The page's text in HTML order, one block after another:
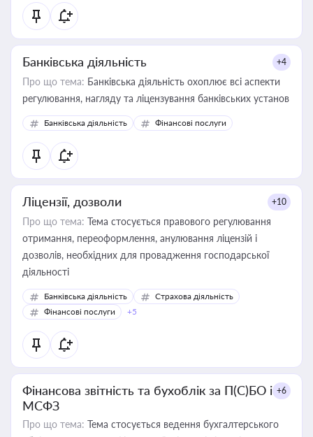
статусу суб'єктів оціночної діяльності
Банківська діяльність +4
Про що тема: Банківська діяльність охоплює всі аспекти
регулювання, нагляду та ліцензування банківських установ
Банківська діяльність Фінансові послуги
Ліцензії, дозволи +10
Про що тема: Тема стосується правового регулювання
отримання, переоформлення, анулювання ліцензій і
дозволів, необхідних для провадження господарської
діяльності
Банківська діяльність
Страхова діяльність
Фінансові послуги
+5
Фінансова звітність та бухоблік за П(С)БО і
МСФЗ
+6
Про що тема: Тема стосується ведення бухгалтерського